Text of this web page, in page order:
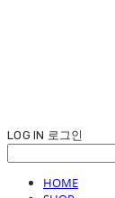
LOG IN 로그인
HOME